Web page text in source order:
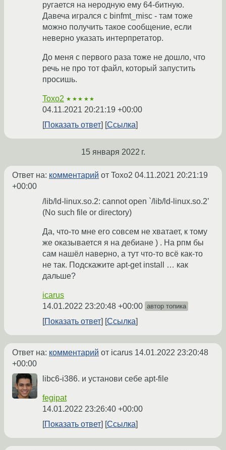
ругается на неродную ему 64-битную.
Давеча игрался с binfmt_misc - там тоже
можно получить такое сообщение, если
неверно указать интерпретатор.
До меня с первого раза тоже не дошло, что
речь не про тот файл, который запустить
просишь.
Toxo2 ★★★★★
04.11.2021 20:21:19 +00:00
Показать ответ
Ссылка
15 января 2022 г.
Ответ на: комментарий от Toxo2 04.11.2021 20:21:19
+00:00
/lib/ld-linux.so.2: cannot open `/lib/ld-linux.so.2’
(No such file or directory)
Да, что-то мне его совсем не хватает, к тому
же оказывается я на дебиане ) . На рпм бы
сам нашёл наверно, а тут что-то всё как-то
не так. Подскажите apt-get install … как
дальше?
icarus
14.01.2022 23:20:48 +00:00 автор топика
Показать ответ Ссылка
Ответ на: комментарий от icarus 14.01.2022 23:20:48
+00:00
libc6-i386. и установи себе apt-file
fegipat
14.01.2022 23:26:40 +00:00
Показать ответ
Ссылка